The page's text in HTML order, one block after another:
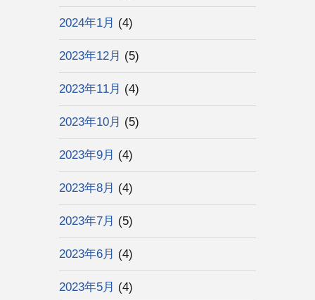
2024年1月 (4)
2023年12月 (5)
2023年11月 (4)
2023年10月 (5)
2023年9月 (4)
2023年8月 (4)
2023年7月 (5)
2023年6月 (4)
2023年5月 (4)